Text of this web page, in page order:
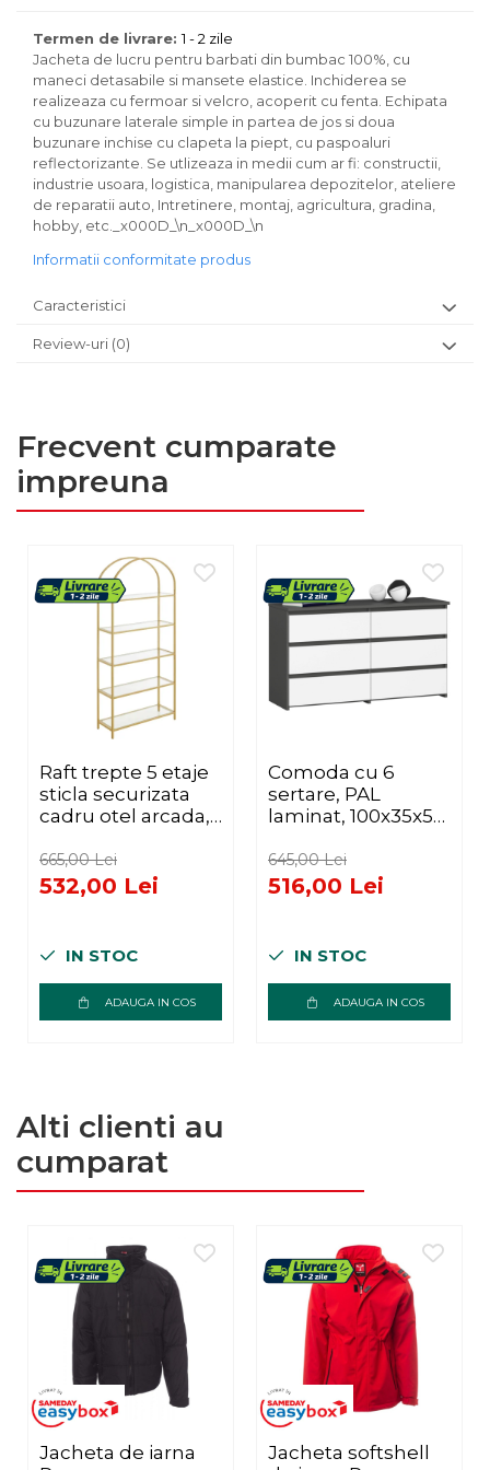
Termen de livrare:1 - 2 zile
Jacheta de lucru pentru barbati din bumbac 100%, cu
maneci detasabile si mansete elastice. Inchiderea se
realizeaza cu fermoar si velcro, acoperit cu fenta. Echipata
cu buzunare laterale simple in partea de jos si doua
buzunare inchise cu clapeta la piept, cu paspoaluri
reflectorizante. Se utlizeaza in medii cum ar fi: constructii,
industrie usoara, logistica, manipularea depozitelor, ateliere
de reparatii auto, Intretinere, montaj, agricultura, gradina,
hobby, etc._x000D_\n_x000D_\n
Informatii conformitate produs
Caracteristici
Review-uri (0)
Frecvent cumparate
impreuna
Raft trepte 5 etaje
sticla securizata
cadru otel arcada,
design elegant,
auriu
665,00 Lei
532,00 Lei
IN STOC
ADAUGA IN COS
Comoda cu 6
sertare, PAL
laminat, 100x35x57
645,00 Lei
516,00 Lei
IN STOC
ADAUGA IN COS
Alti clienti au
cumparat
Jacheta de iarna
Jacheta softshell